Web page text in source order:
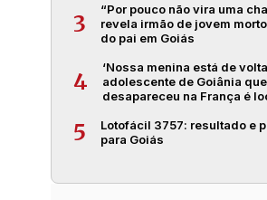
3
“Por pouco não vira uma
revela irmão de jovem
do pai em Goiás
4
‘Nossa menina está de
adolescente de Goiânia que
desapareceu na França é
5
Lotofácil 3757: resultado e
para Goiás